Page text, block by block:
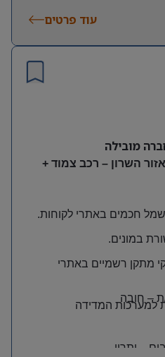
עוד פרטים
מובילה
השרון – רכב צמוד +
חכמים באתרי לקוחות.
במונים.
מתקן רשמיים באתרי
למערכות המדידה
ת – חובה
יתרון